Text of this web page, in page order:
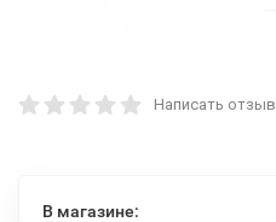
Написать отзыв
В магазине: